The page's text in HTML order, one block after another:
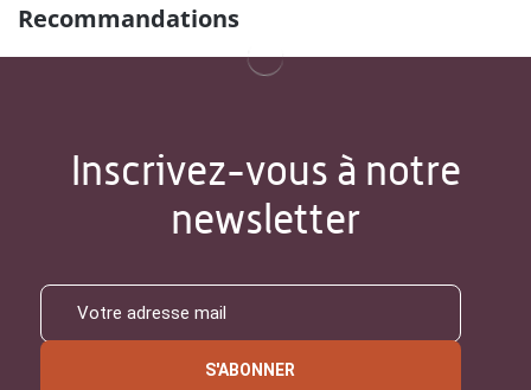
Recommandations
Inscrivez-vous à notre
newsletter
S'ABONNER